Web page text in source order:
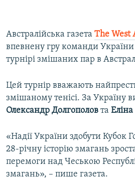
Австралійська газета The West
впевнену гру команди
турнірі змішаних пар в
Цей турнір вважають
змішаному тенісі. За Україну
Олександр Долгополов та Еліна
«Надії України здобути Кубок
28-річну історію змагань
перемоги над Чеською
змагань», – пише газета.